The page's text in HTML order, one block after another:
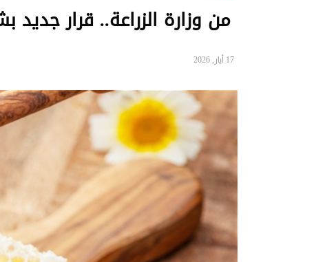
من وزارة الزراعة.. قرار جديد
17 أيار, 2026